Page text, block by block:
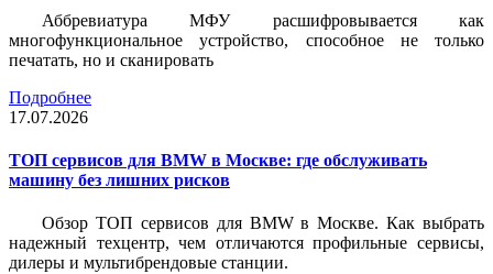
Аббревиатура МФУ расшифровывается как
многофункциональное устройство, способное не только
печатать, но и сканировать
Подробнее
17.07.2026
ТОП сервисов для BMW в Москве: где обслуживать
машину без лишних рисков
Обзор ТОП сервисов для BMW в Москве. Как выбрать
надежный техцентр, чем отличаются профильные сервисы,
дилеры и мультибрендовые станции.